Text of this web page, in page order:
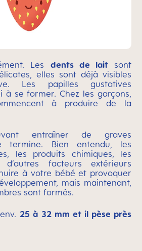
Les dents de laitsont
elles sont déjà visibles
Les papilles gustatives
à se former. Chez les garçons,
à produire de la
entraîner de graves
termine. Bien entendu, les
les produits chimiques, les
facteurs extérieurs
à votre bébé et provoquer
mais maintenant,
sont formés.
25 à 32 mm et il pèse près